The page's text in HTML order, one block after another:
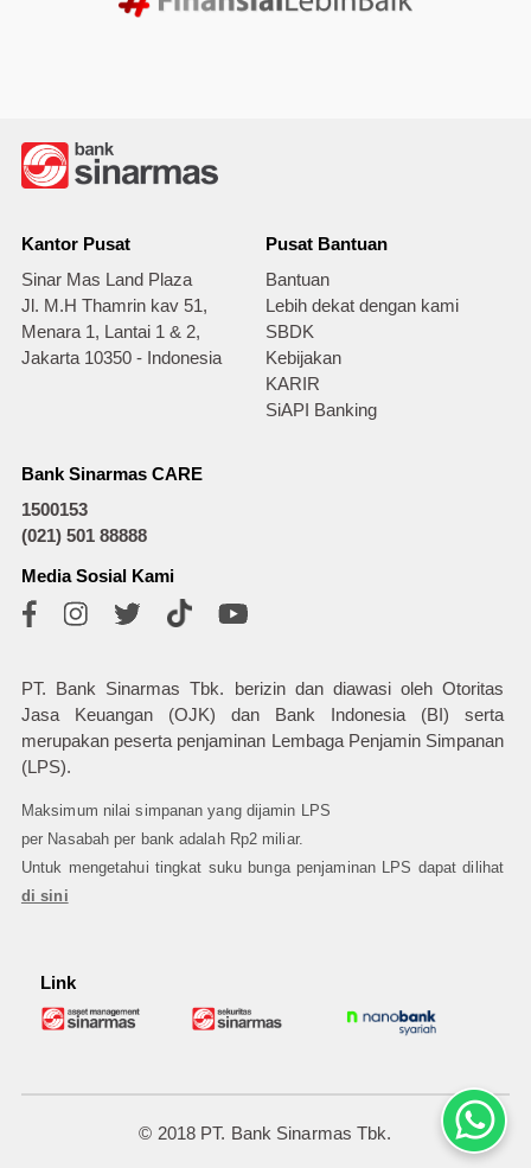
Kantor Pusat
Sinar Mas Land Plaza
Jl. M.H Thamrin kav 51,
Menara 1, Lantai 1 & 2,
Jakarta 10350 - Indonesia
Pusat Bantuan
Bantuan
Lebih dekat dengan kami
SBDK
Kebijakan
KARIR
SiAPI Banking
Bank Sinarmas CARE
1500153
(021) 501 88888
Media Sosial Kami
PT. Bank Sinarmas Tbk. berizin dan diawasi oleh Otoritas
Jasa Keuangan (OJK) dan Bank Indonesia (BI) serta
merupakan peserta penjaminan Lembaga Penjamin Simpanan
(LPS).
Maksimum nilai simpanan yang dijamin LPS
per Nasabah per bank adalah Rp2 miliar.
Untuk mengetahui tingkat suku bunga penjaminan LPS dapat dilihat
di sini
Link
© 2018 PT. Bank Sinarmas Tbk.